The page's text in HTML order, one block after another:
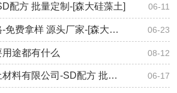
配方 批量定制-[森大硅藻土] 06-11
农业用硅藻土价格-免费拿样 源头厂家-[森大硅藻土] 06-23
途都有什么 08-12
东莞市森大硅藻土材料有限公司-SD配方 批量定制-[森大硅藻土] 06-17